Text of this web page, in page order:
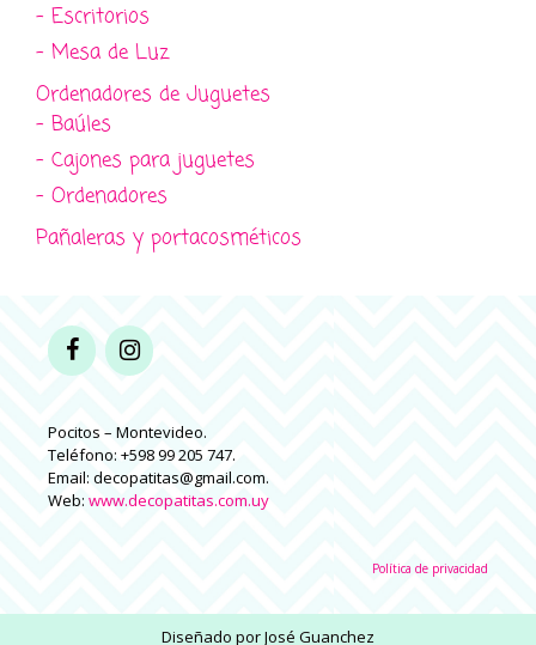
- Escritorios
- Mesa de Luz
Ordenadores de Juguetes
- Baúles
- Cajones para juguetes
- Ordenadores
Pañaleras y portacosméticos
Pocitos – Montevideo.
Teléfono: +598 99 205 747.
Email: decopatitas@gmail.com.
Web: www.decopatitas.com.uy
Política de privacidad
Diseñado porJosé Guanchez